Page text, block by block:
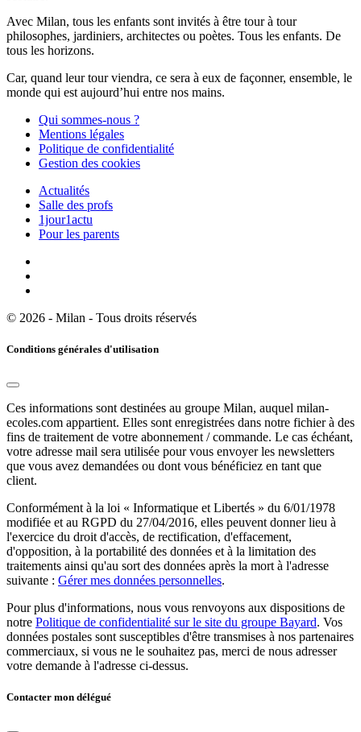
Avec Milan, tous les enfants sont invités à être tour à tour
philosophes, jardiniers, architectes ou poètes. Tous les enfants. De
tous les horizons.
Car, quand leur tour viendra, ce sera à eux de façonner, ensemble, le
monde qui est aujourd’hui entre nos mains.
Qui sommes-nous ?
Mentions légales
Politique de confidentialité
Gestion des cookies
Actualités
Salle des profs
1jour1actu
Pour les parents
© 2026 - Milan - Tous droits réservés
Conditions générales d'utilisation
Ces informations sont destinées au groupe Milan, auquel milan-
ecoles.com appartient. Elles sont enregistrées dans notre fichier à des
fins de traitement de votre abonnement / commande. Le cas échéant,
votre adresse mail sera utilisée pour vous envoyer les newsletters
que vous avez demandées ou dont vous bénéficiez en tant que
client.
Conformément à la loi « Informatique et Libertés » du 6/01/1978
modifiée et au RGPD du 27/04/2016, elles peuvent donner lieu à
l'exercice du droit d'accès, de rectification, d'effacement,
d'opposition, à la portabilité des données et à la limitation des
traitements ainsi qu'au sort des données après la mort à l'adresse
suivante : Gérer mes données personnelles.
Pour plus d'informations, nous vous renvoyons aux dispositions de
notre Politique de confidentialité sur le site du groupe Bayard. Vos
données postales sont susceptibles d'être transmises à nos partenaires
commerciaux, si vous ne le souhaitez pas, merci de nous adresser
votre demande à l'adresse ci-dessus.
Contacter mon délégué